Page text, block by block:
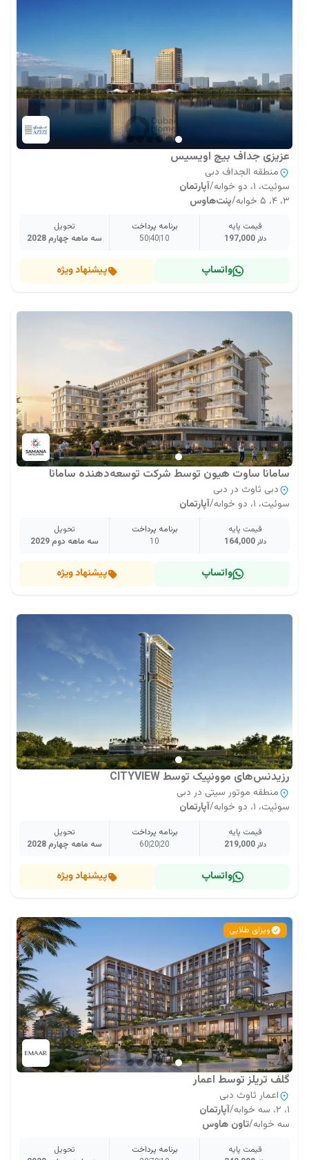
عزیزی جداف بیچ اویسیس
منطقه الجداف دبی
سوئیت، ۱، دو خوابه
/آپارتمان
۳، ۴، ۵ خوابه
/پنت‌هاوس
قیمت پایه
197,000 دلار
برنامه پرداخت
10
40
50
تحویل
سه ماهه چهارم 2028
واتساپ پیشنهاد ویژه
سامانا ساوت هیون توسط شرکت توسعه‌دهنده سامانا
دبی ثاوث در دبی
سوئیت، ۱، دو خوابه
/آپارتمان
قیمت پایه
164,000 دلار
برنامه پرداخت
10
تحویل
سه ماهه دوم 2029
واتساپ پیشنهاد ویژه
رزیدنس‌های موونپیک توسط CITYVIEW
منطقه موتور سیتی در دبی
سوئیت، ۱، دو خوابه
/آپارتمان
قیمت پایه
219,000 دلار
برنامه پرداخت
20
20
60
تحویل
سه ماهه چهارم 2028
واتساپ پیشنهاد ویژه
ویزای طلایی
گلف تریلز توسط اعمار
اعمار ثاوث دبی
۱، ۲، سه خوابه
/آپارتمان
سه خوابه/تاون هاوس
قیمت پایه
برنامه پرداخت
تحویل